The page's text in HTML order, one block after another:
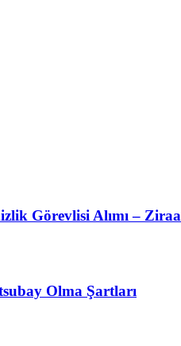
Görevlisi Alımı –
Olma Şartları